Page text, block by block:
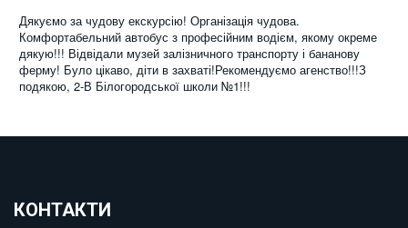
Дякуємо за чудову екскурсію! Організація чудова.
Комфортабельний автобус з професійним водієм, якому окреме
дякую!!! Відвідали музей залізничного транспорту і бананову
ферму! Було цікаво, діти в захваті!Рекомендуємо агенство!!!З
подякою, 2-В Білогородської школи №1!!!
КОНТАКТИ